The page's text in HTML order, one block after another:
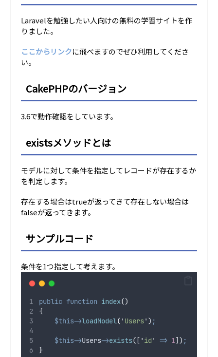
Laravelを勉強したい人向けの無料の学習サイトを作
りました。
ここからリンクに飛べますのでぜひ利用してくださ
い。
CakePHPのバージョン
3.6で動作確認をしています。
existsメソッドとは
モデルに対して条件を指定してレコードが存在するか
を判定します。
存在する場合はtrueが返ってきて存在しない場合は
falseが返ってきます。
サンプルコード
条件を1つ指定して考えます。
public function index()
{
$this->loadModel( ' Users' ) ;
$this->Users->exists([ ' id ' => 1]) ;
}